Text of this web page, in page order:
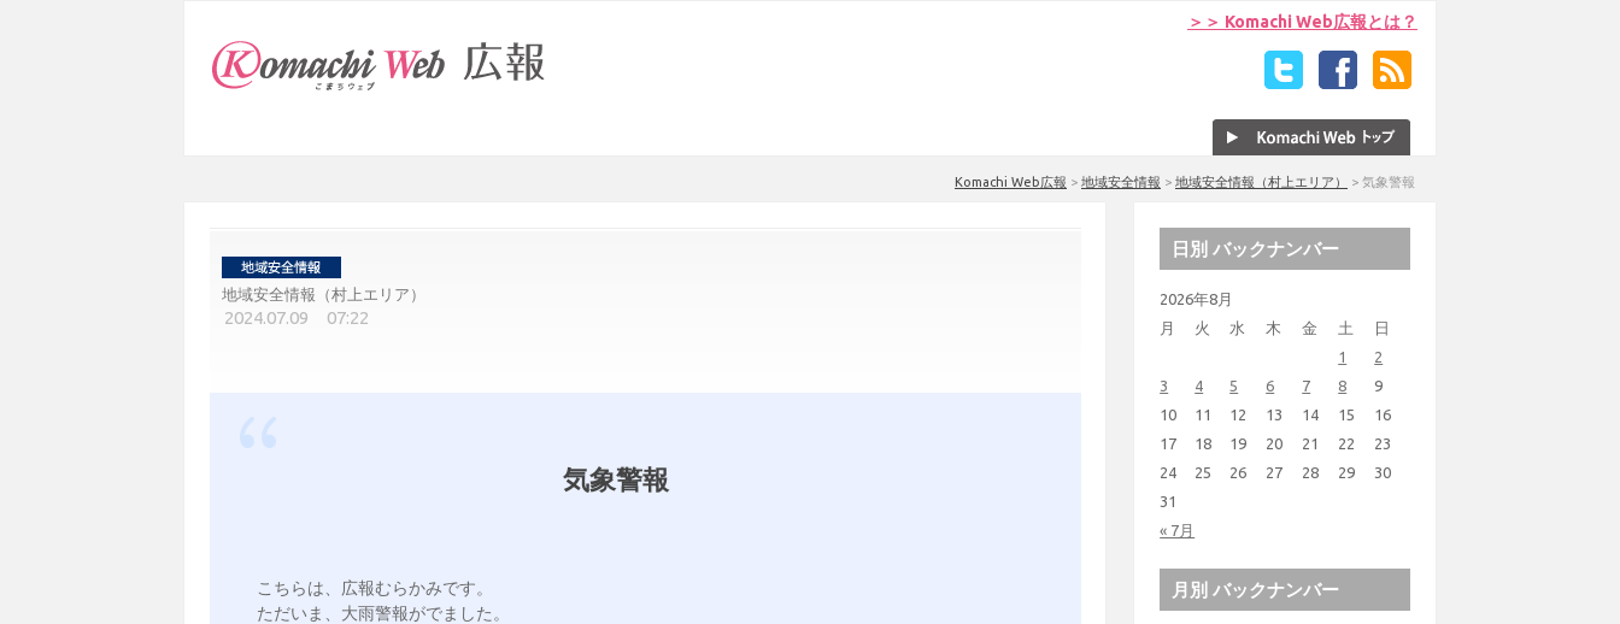
＞＞ Komachi Web広報とは？
Komachi Web広報 > 地域安全情報 > 地域安全情報（村上エリア） > 気象警報
地域安全情報（村上エリア）
2024.07.09 07:22
気象警報
こちらは、広報むらかみです。
ただいま、大雨警報がでました。
日別 バックナンバー
2026年8月
月
火 水 木 金 土 日
« 7月
1
2
3
4 5 6 7 8
9
10
11 12 13 14 15
16
17
18 19 20 21 22
23
24
25 26 27 28 29
30
31
月別 バックナンバー